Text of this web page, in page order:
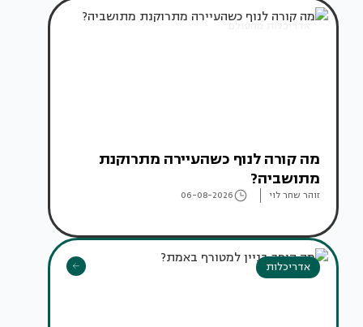
אדריכלות מהעולם
מה קורה לנוף כשהעיירה מתרוקנת
מתושביה?
זוהר שחר לוי 06-08-2026
אדריכלות